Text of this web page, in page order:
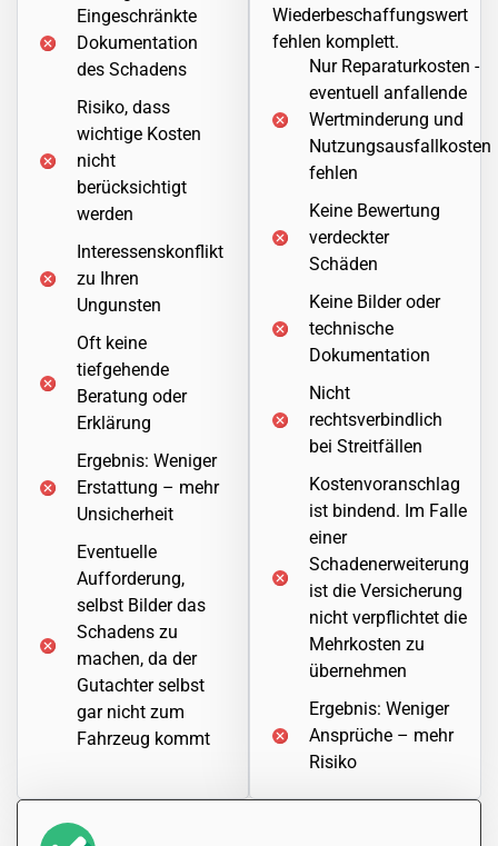
Eingeschränkte
Dokumentation
des Schadens
Risiko, dass
wichtige Kosten
nicht
berücksichtigt
werden
Interessenskonflikt
zu Ihren
Ungunsten
Oft keine
tiefgehende
Beratung oder
Erklärung
Ergebnis: Weniger
Erstattung – mehr
Unsicherheit
Eventuelle
Aufforderung,
selbst Bilder das
Schadens zu
machen, da der
Gutachter selbst
gar nicht zum
Fahrzeug kommt
Wiederbeschaffungswert
fehlen komplett.
Nur Reparaturkosten -
eventuell anfallende
Wertminderung und
Nutzungsausfallkosten
fehlen
Keine Bewertung
verdeckter
Schäden
Keine Bilder oder
technische
Dokumentation
Nicht
rechtsverbindlich
bei Streitfällen
Kostenvoranschlag
ist bindend. Im Falle
einer
Schadenerweiterung
ist die Versicherung
nicht verpflichtet die
Mehrkosten zu
übernehmen
Ergebnis: Weniger
Ansprüche – mehr
Risiko